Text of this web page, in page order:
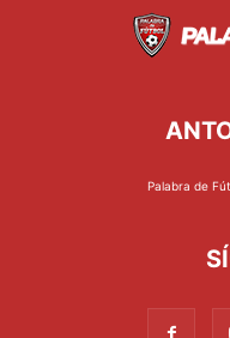
Palabra de